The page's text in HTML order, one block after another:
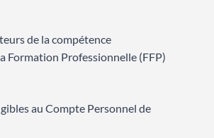
de la compétence
Formation Professionnelle (FFP)
au Compte Personnel de